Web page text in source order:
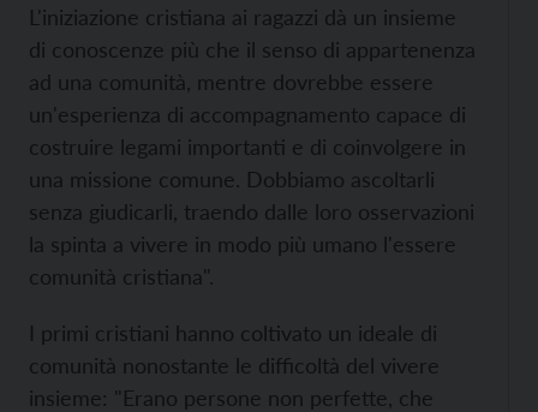
L'iniziazione cristiana ai ragazzi dà un insieme
di conoscenze più che il senso di appartenenza
ad una comunità, mentre dovrebbe essere
un'esperienza di accompagnamento capace di
costruire legami importanti e di coinvolgere in
una missione comune. Dobbiamo ascoltarli
senza giudicarli, traendo dalle loro osservazioni
la spinta a vivere in modo più umano l'essere
comunità cristiana".
I primi cristiani hanno coltivato un ideale di
comunità nonostante le difficoltà del vivere
insieme: "Erano persone non perfette, che